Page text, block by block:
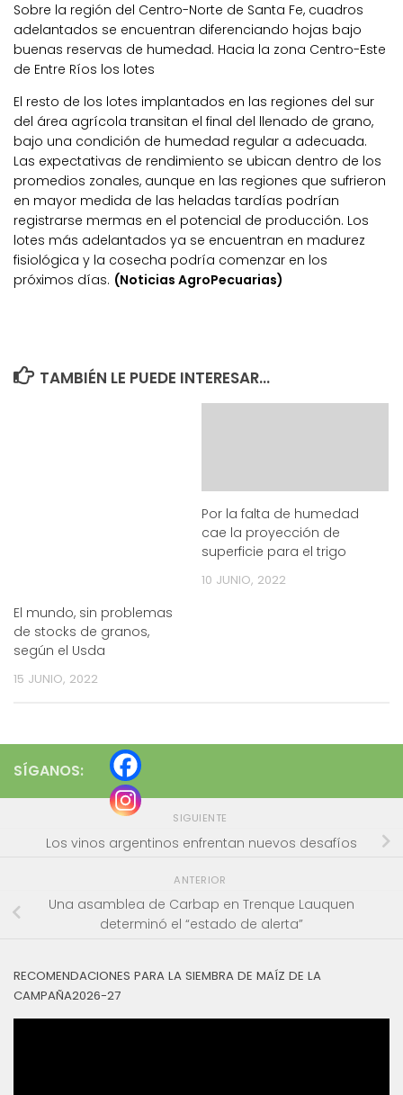
Sobre la región del Centro-Norte de Santa Fe, cuadros
adelantados se encuentran diferenciando hojas bajo
buenas reservas de humedad. Hacia la zona Centro-Este
de Entre Ríos los lotes
El resto de los lotes implantados en las regiones del sur
del área agrícola transitan el final del llenado de grano,
bajo una condición de humedad regular a adecuada.
Las expectativas de rendimiento se ubican dentro de los
promedios zonales, aunque en las regiones que sufrieron
en mayor medida de las heladas tardías podrían
registrarse mermas en el potencial de producción. Los
lotes más adelantados ya se encuentran en madurez
fisiológica y la cosecha podría comenzar en los
próximos días. (Noticias AgroPecuarias)
TAMBIÉN LE PUEDE INTERESAR...
El mundo, sin problemas
de stocks de granos,
según el Usda
15 JUNIO, 2022
Por la falta de humedad
cae la proyección de
superficie para el trigo
10 JUNIO, 2022
SÍGANOS:
SIGUIENTE
Los vinos argentinos enfrentan nuevos desafíos
ANTERIOR
Una asamblea de Carbap en Trenque Lauquen
determinó el “estado de alerta”
RECOMENDACIONES PARA LA SIEMBRA DE MAÍZ DE LA
CAMPAÑA2026-27